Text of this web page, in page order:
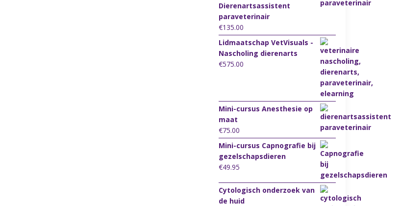
Dierenartsassistent
paraveterinair
€135.00
Lidmaatschap VetVisuals -
Nascholing dierenarts
€575.00
Mini-cursus Anesthesie op
maat
€75.00
Mini-cursus Capnografie bij
gezelschapsdieren
€49.95
Cytologisch onderzoek van
de huid